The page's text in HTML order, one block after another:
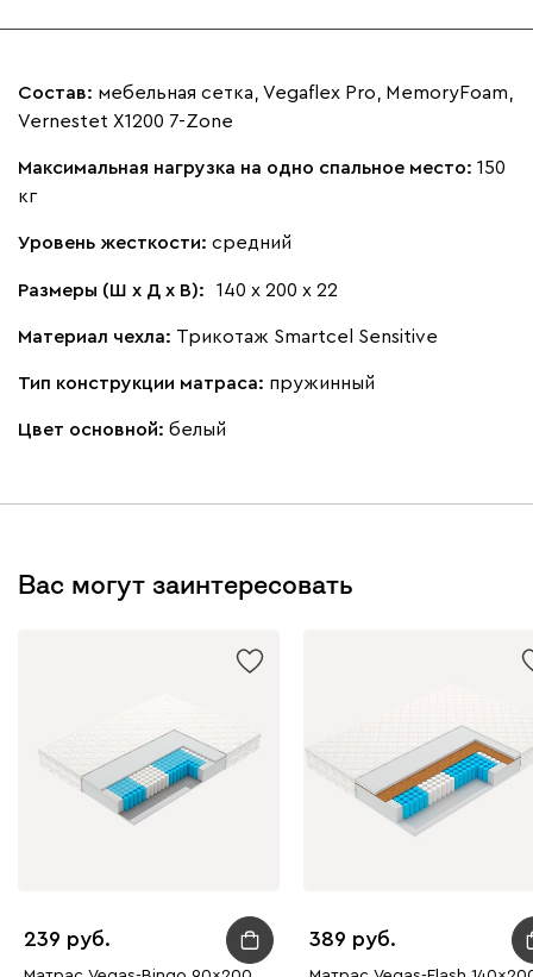
Состав: мебельная сетка, Vegaflex Pro, MemoryFoam,
Vernestet X1200 7-Zone
Максимальная нагрузка на одно спальное место: 150
кг
Уровень жесткости: средний
Размеры (Ш х Д х В): 140 х 200 х 22
Материал чехла: Трикотаж Smartcel Sensitive
Тип конструкции матраса: пружинный
Цвет основной: белый
Вас могут заинтересовать
239 389